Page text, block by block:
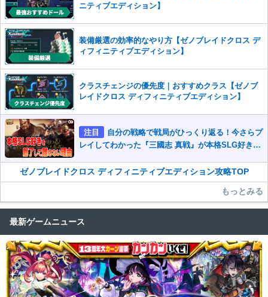
ニティブエディション】
装備厳選の効率的なやり方【ゼノブレイドクロス デ
ィフィニティブエディション】
クラスチェンジの優先度｜おすすめクラス【ゼノブ
レイドクロス ディフィニティブエディション】
注目
自分の戦略で戦局がひっくり返る！今さらプ
レイしてわかった『三國志 真戦』が本格SLG好きを
ゼノブレイドクロス ディフィニティブエディション攻略TOP
もっとみる
最新ゲームニュース